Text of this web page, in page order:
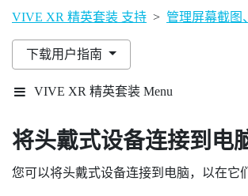
VIVE XR 精英套装 支持 > 管理屏幕截图
下载用户指南
VIVE XR 精英套装 Menu
将头戴式设备连接到电
您可以将头戴式设备连接到电脑，以在它